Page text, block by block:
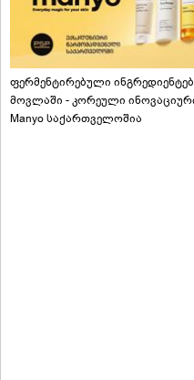
ფერმენტირებული
მოვლაში - კორეული
Manyo საქართველოშია